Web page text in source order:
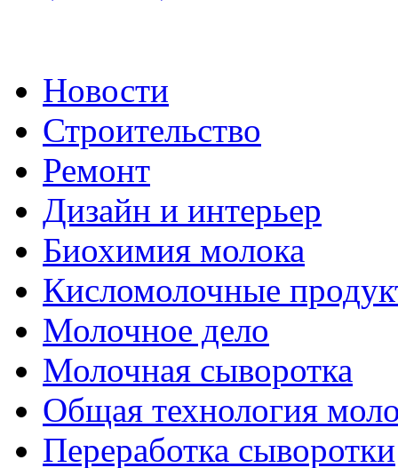
Новости
Строительство
Ремонт
Дизайн и интерьер
Биохимия молока
Кисломолочные
Молочное дело
Молочная сыворотка
Общая технология
Переработка сыворотки